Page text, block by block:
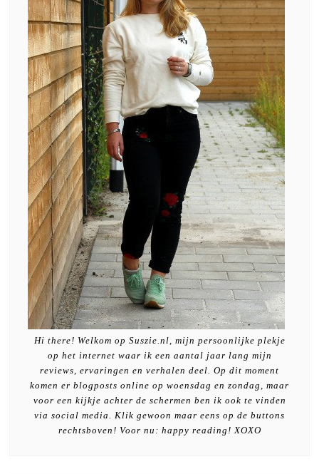
Hi there! Welkom op Suszie.nl, mijn persoonlijke plekje
op het internet waar ik een aantal jaar lang mijn
reviews, ervaringen en verhalen deel. Op dit moment
komen er blogposts online op woensdag en zondag, maar
voor een kijkje achter de schermen ben ik ook te vinden
via social media. Klik gewoon maar eens op de buttons
rechtsboven! Voor nu: happy reading! XOXO